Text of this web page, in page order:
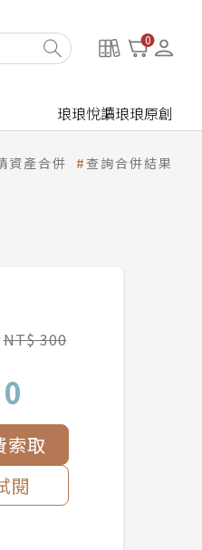
0
琅琅悅讀琅琅原創
資產合併 查詢合併結果
NT$ 300
0
索取
閱